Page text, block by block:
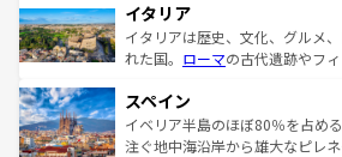
イタリア
イタリアは歴史、文化、グルメ
れた国。 ローマの古代遺跡やフ
ろん、トスカーナの美しい田園
景など、自然景観も見逃せない
ピザやパスタなど、絶品のイタ
スペイン
イベリア半島のほぼ80％を占め
注ぐ地中海沿岸から雄大なピレ